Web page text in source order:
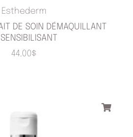
Esthederm
DE SOIN DÉMAQUILLANT
44.00$